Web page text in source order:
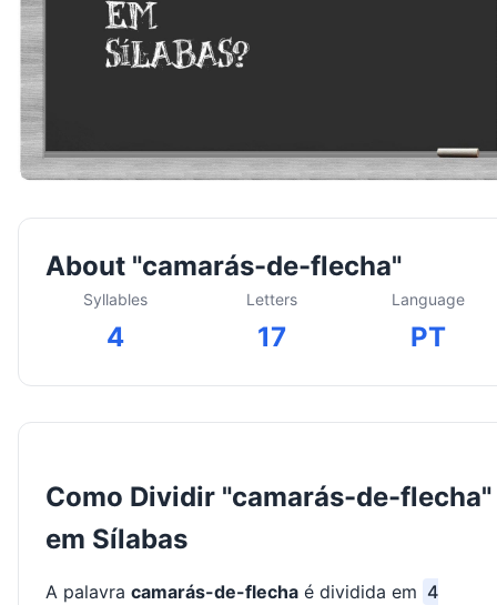
About "camarás-de-flecha"
Syllables
4
Letters
17
Language
PT
Como Dividir "camarás-de-flecha"
em Sílabas
A palavra camarás-de-flecha é dividida em 4